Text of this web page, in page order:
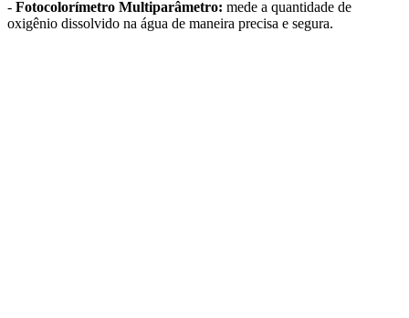
- Fotocolorímetro Multiparâmetro: mede a quantidade de
oxigênio dissolvido na água de maneira precisa e segura.